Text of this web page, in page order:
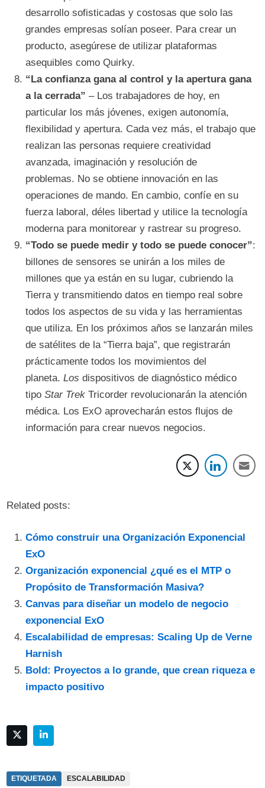
desarrollo sofisticadas y costosas que solo las
grandes empresas solían poseer. Para crear un
producto, asegúrese de utilizar plataformas
asequibles como Quirky.
“La confianza gana al control y la apertura gana
a la cerrada” – Los trabajadores de hoy, en
particular los más jóvenes, exigen autonomía,
flexibilidad y apertura. Cada vez más, el trabajo que
realizan las personas requiere creatividad
avanzada, imaginación y resolución de
problemas. No se obtiene innovación en las
operaciones de mando. En cambio, confíe en su
fuerza laboral, déles libertad y utilice la tecnología
moderna para monitorear y rastrear su progreso.
“Todo se puede medir y todo se puede conocer”:
billones de sensores se unirán a los miles de
millones que ya están en su lugar, cubriendo la
Tierra y transmitiendo datos en tiempo real sobre
todos los aspectos de su vida y las herramientas
que utiliza. En los próximos años se lanzarán miles
de satélites de la “Tierra baja”, que registrarán
prácticamente todos los movimientos del
planeta.Los dispositivos de diagnóstico médico
tipoStar Trek Tricorder revolucionarán la atención
médica. Los ExO aprovecharán estos flujos de
información para crear nuevos negocios.
Related posts:
Cómo construir una Organización Exponencial
ExO
Organización exponencial ¿qué es el MTP o
Propósito de Transformación Masiva?
Canvas para diseñar un modelo de negocio
exponencial ExO
Escalabilidad de empresas: Scaling Up de Verne
Harnish
Bold: Proyectos a lo grande, que crean riqueza e
impacto positivo
ETIQUETADA ESCALABILIDAD